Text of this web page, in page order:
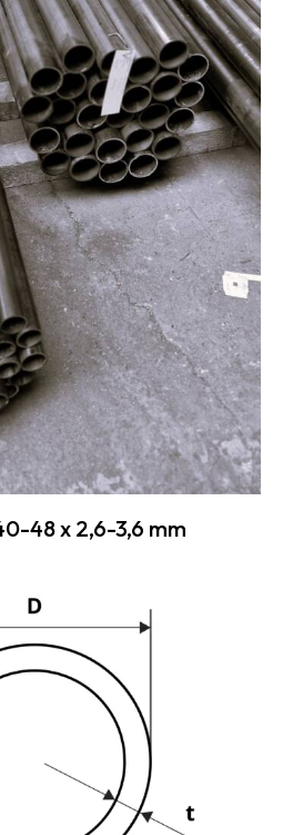
48 x 2,6-3,6 mm